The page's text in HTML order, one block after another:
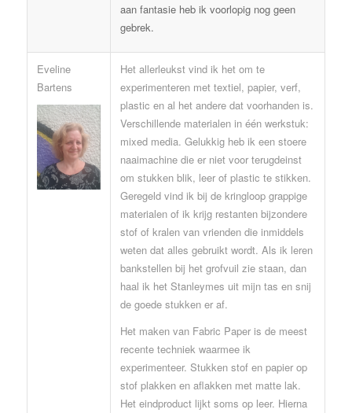
aan fantasie heb ik voorlopig nog geen
gebrek.
Eveline
Bartens
Het allerleukst vind ik het om te
experimenteren met textiel, papier, verf,
plastic en al het andere dat voorhanden is.
Verschillende materialen in één werkstuk:
mixed media. Gelukkig heb ik een stoere
naaimachine die er niet voor terugdeinst
om stukken blik, leer of plastic te stikken.
Geregeld vind ik bij de kringloop grappige
materialen of ik krijg restanten bijzondere
stof of kralen van vrienden die inmiddels
weten dat alles gebruikt wordt. Als ik leren
bankstellen bij het grofvuil zie staan, dan
haal ik het Stanleymes uit mijn tas en snij
de goede stukken er af.
Het maken van Fabric Paper is de meest
recente techniek waarmee ik
experimenteer. Stukken stof en papier op
stof plakken en aflakken met matte lak.
Het eindproduct lijkt soms op leer. Hierna